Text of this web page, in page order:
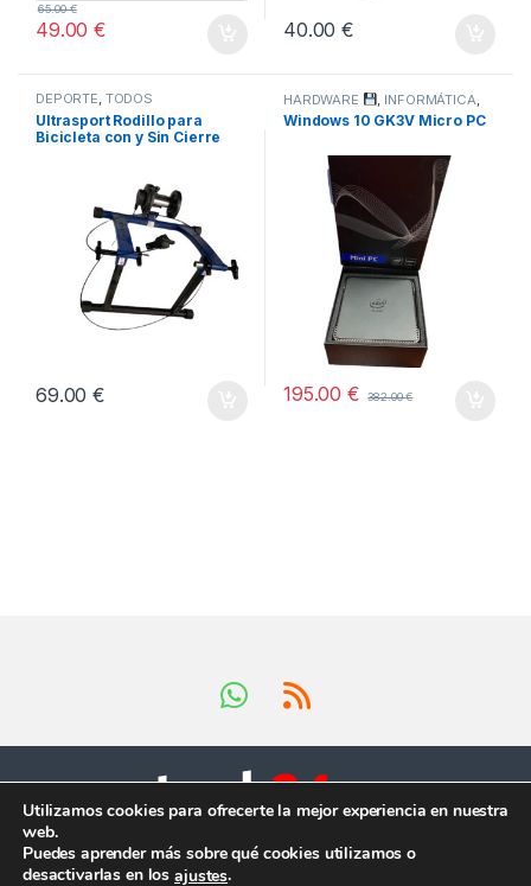
49.00€
65.00€
40.00€
DEPORTE, TODOS
Ultrasport Rodillo para
Bicicleta con y Sin Cierre
69.00€
HARDWARE , INFORMÁTICA,
TODOS
Windows 10 GK3V Micro PC
195.00€ 382.00€
Tienes preguntas ?
¡Llámanos en horario
Utilizamos cookies para ofrecerte la mejor experiencia en nuestra
web.
Puedes aprender más sobre qué cookies utilizamos o
desactivarlas en losajustes.